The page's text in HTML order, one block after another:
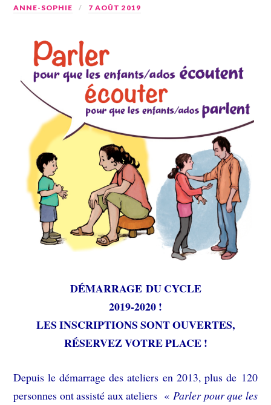
ANNE-SOPHIE 7 AOÛT 2019
DÉMARRAGE DU CYCLE
2019-2020 !
LES INSCRIPTIONS SONT OUVERTES,
RÉSERVEZ VOTRE PLACE !
Depuis le démarrage des ateliers en 2013, plus de 120
personnes ont assisté aux ateliers « Parler pour que les